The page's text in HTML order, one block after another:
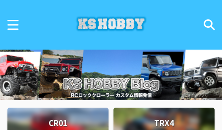
CR01 TRX4